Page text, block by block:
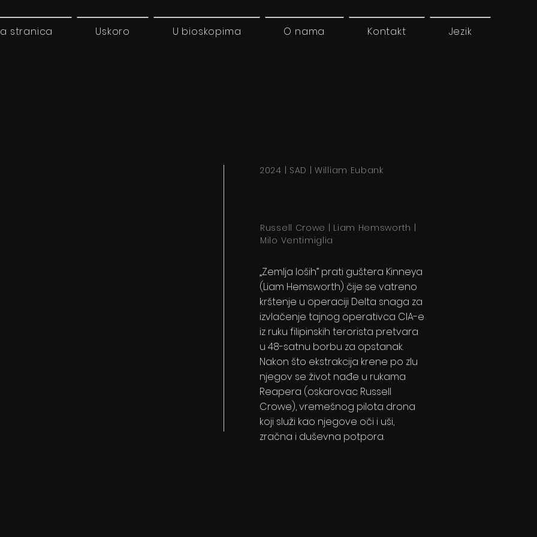
stranica Uskoro U bioskopima O nama Kontakt Jezik
2024 | SAD | William Eubank
Russell Crowe | Liam Hemsworth |
Milo Ventimiglia
„Zemlja loših” prati guštera Kinneya
(Liam Hemsworth) čije se vatreno
krštenje u operaciji Delta snaga za
izvlačenje tajnog operativca CIA-e
iz ruku filipinskih terorista pretvara
u 48-satnu borbu za opstanak.
Nakon što ekstrakcija krene po zlu
njegov se život nađe u rukama
Reapera (oskarovac Russell
Crowe), vremešnog pilota drona
koji služi kao njegove oči i uši,
zračna i duševna potpora.